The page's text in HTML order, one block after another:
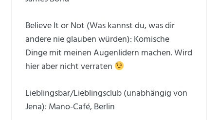
Believe It or Not (Was kannst du, was dir
andere nie glauben würden): Komische
Dinge mit meinen Augenlidern machen. Wird
hier aber nicht verraten
Lieblingsbar/Lieblingsclub (unabhängig von
Jena): Mano-Café, Berlin